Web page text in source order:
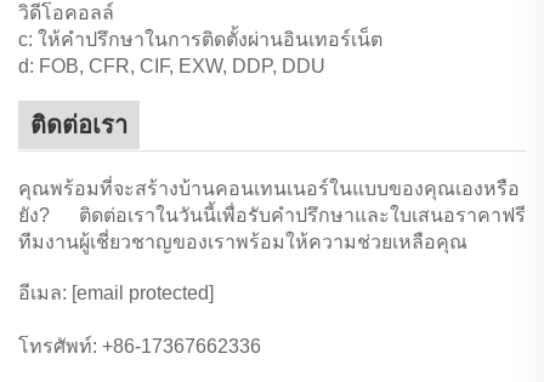
วิดีโอคอลล์
c: ให้คำปรึกษาในการติดตั้งผ่านอินเทอร์เน็ต
d: FOB, CFR, CIF, EXW, DDP, DDU
ติดต่อเรา
คุณพร้อมที่จะสร้างบ้านคอนเทนเนอร์ในแบบของคุณเองหรือ
ยัง? ติดต่อเราในวันนี้เพื่อรับคำปรึกษาและใบเสนอราคาฟรี
ทีมงานผู้เชี่ยวชาญของเราพร้อมให้ความช่วยเหลือคุณ
อีเมล: [email protected]
โทรศัพท์: +86-17367662336